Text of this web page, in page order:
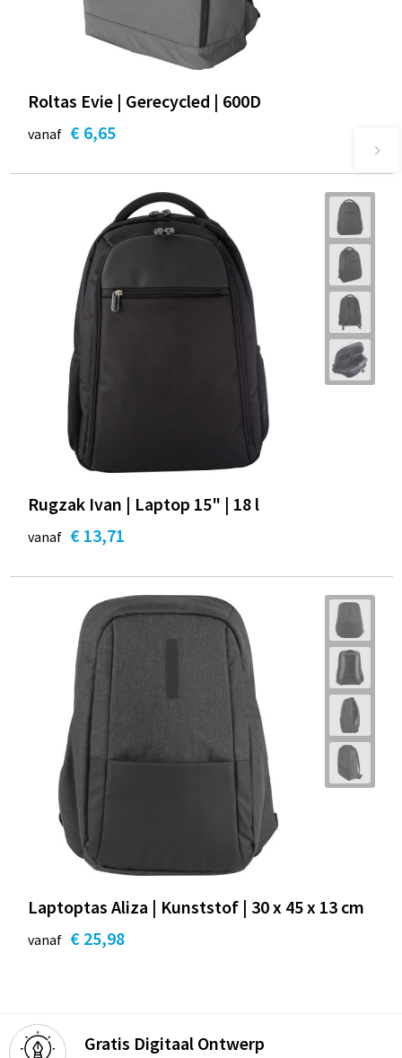
Roltas Evie | Gerecycled | 600D
vanaf € 6,65
Rugzak Ivan | Laptop 15" | 18 l
vanaf € 13,71
Laptoptas Aliza | Kunststof | 30 x 45 x 13 cm
vanaf € 25,98
Gratis Digitaal Ontwerp